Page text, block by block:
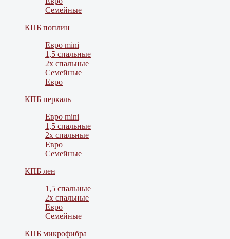
Семейные
КПБ поплин
Евро mini
1,5 спальные
2х спальные
Семейные
Евро
КПБ перкаль
Евро mini
1,5 спальные
2х спальные
Евро
Семейные
КПБ лен
1,5 спальные
2х спальные
Евро
Семейные
КПБ микрофибра